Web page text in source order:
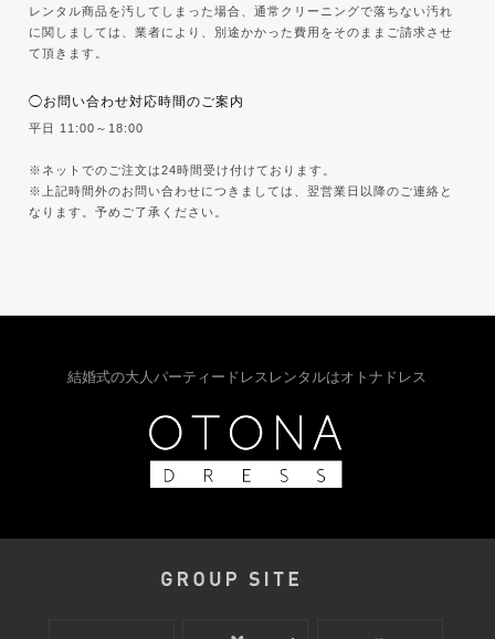
レンタル商品を汚してしまった場合、通常クリーニングで落ちない汚れ
に関しましては、業者により、別途かかった費用をそのままご請求させ
て頂きます。
◯お問い合わせ対応時間のご案内
平日 11:00～18:00
※ネットでのご注文は24時間受け付けております。
※上記時間外のお問い合わせにつきましては、翌営業日以降のご連絡と
なります。予めご了承ください。
結婚式の大人パーティードレスレンタルはオトナドレス